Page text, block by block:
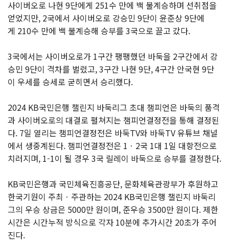
사이버오로 나현 9단에게 251수 만에 백 불계승하며 선취점을
얻었지만, 2국에서 사이버오로 강승민 9단이 윤준상 9단에
게 210수 만에 백 불계승해 승부를 3국으로 끌고 갔다.
3국에서는 사이버오로가 1구간 팽팽했던 바둑을 2구간에서 강
승민 9단이 격차를 벌렸고, 3구간 나현 9단, 4구간 안국현 9단
이 우세를 승세로 굳히면서 승리했다.
2024 KB국민은행 챌린지 바둑리그 초대 챔피언은 바둑의 품격
과 사이버오로의 대결로 펼쳐지는 챔피언결정전을 통해 결정된
다. 7일 열리는 챔피언결정전은 바둑TV와 바둑TV 유튜브 채널
에서 생중계된다. 챔피언결정전은 1ㆍ2국 1대 1일 대항전으로
치러지며, 1-1이 될 경우 3국 릴레이 바둑으로 승부를 결정한다.
KB국민은행과 국민체육진흥공단, 문화체육관광부가 후원하고
한국기원이 주최ㆍ주관하는 2024 KB국민은행 챌린지 바둑리
그의 우승 상금은 5000만 원이며, 준우승 3500만 원이다. 제한
시간은 시간누적 방식으로 각자 10분에 추가시간 20초가 주어
진다.​